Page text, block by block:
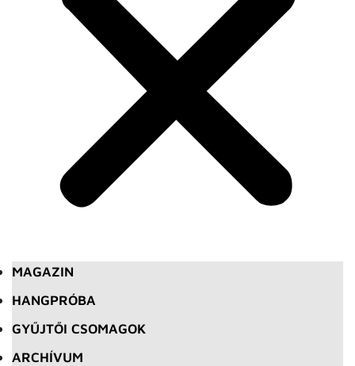
MAGAZIN
HANGPRÓBA
GYŰJTŐI CSOMAGOK
ARCHÍVUM